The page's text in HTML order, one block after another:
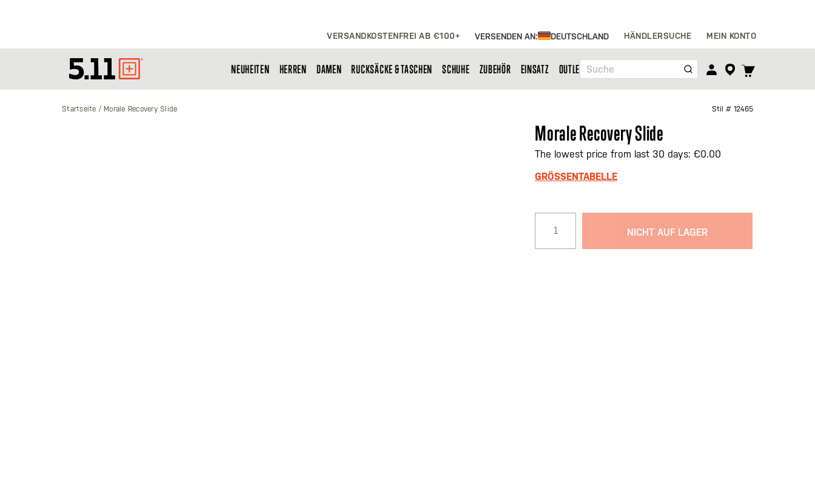
VERSANDKOSTENFREI AB €100+ VERSENDEN AN: DEUTSCHLAND HÄNDLERSUCHE MEIN KONTO
Tactical
Gear
Suche
TOGGLE
NEUHEITEN HERREN DAMEN RUCKSÄCKE & TASCHEN SCHUHE ZUBEHÖR EINSATZ OUTLET
Startseite Morale Recovery Slide Stil # 12465
Morale Recovery Slide
The lowest price from last 30 days: €0.00
GRÖSSENTABELLE
NICHT AUF LAGER